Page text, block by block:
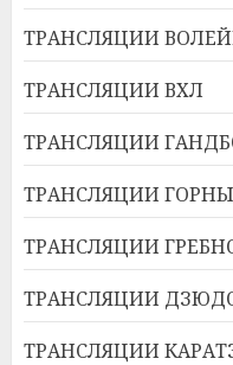
ТРАНСЛЯЦИИ
ТРАНСЛЯЦИИ ВХЛ
ТРАНСЛЯЦИИ
ТРАНСЛЯЦИИ
ТРАНСЛЯЦИИ
ТРАНСЛЯЦИИ
ТРАНСЛЯЦИИ